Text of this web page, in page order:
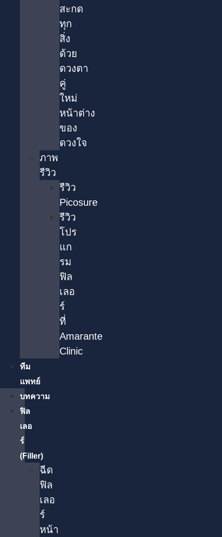
สะกด
ทุก
สิ่ง
ด้วย
ดวงตา
คู่
ใหม่
หน้าต่าง
ของ
ดวงใจ
ภาพ
รีวิว
รีวิว
Picosure
รีวิว
โปร
แก
รม
ฟิล
เลอ
ร์
ที่
Amarante
Clinic
ทีม
แพทย์
บทความ
ฟิล
เลอ
ร์
(Filler)
ฉีด
ฟิล
เลอ
ร์
หน้า